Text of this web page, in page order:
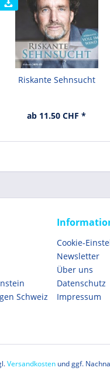
Riskante Sehnsucht
ab 11.50 CHF *
Schweiz
Cookie-
Newsletter
Über uns
Datenschutz
Impressum
Versandkostenund ggf.